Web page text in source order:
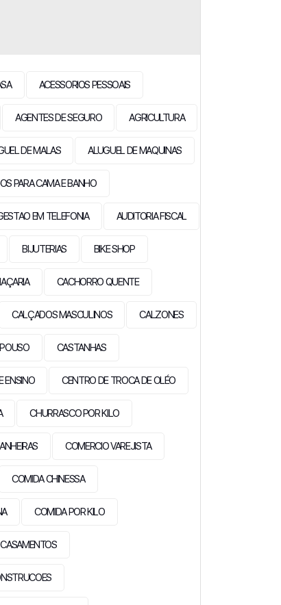
ACESSORIOS PESSOAIS
AGENTES DE SEGURO AGRICULTURA
DE MALAS ALUGUEL DE MAQUINAS
PARA CAMA E BANHO
EM TELEFONIA AUDITORIA FISCAL
BIJUTERIAS BIKE SHOP
CACHORRO QUENTE
CALÇADOS MASCULINOS CALZONES
CASTANHAS
ENSINO CENTRO DE TROCA DE OLÉO
CHURRASCO POR KILO
COMERCIO VAREJISTA
COMIDA CHINESSA
COMIDA POR KILO